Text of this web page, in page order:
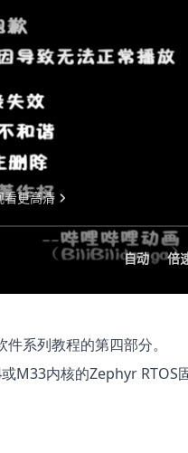
系列教程的第四部分。
M33内核的Zephyr RTOS